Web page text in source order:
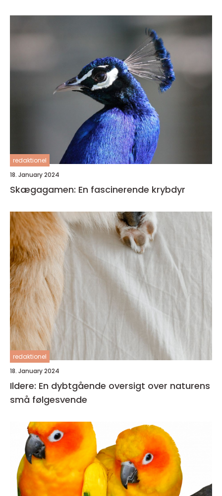
redaktionel
18. January 2024
Skægagamen: En fascinerende krybdyr
redaktionel
18. January 2024
Ildere: En dybtgående oversigt over naturens
små følgesvende